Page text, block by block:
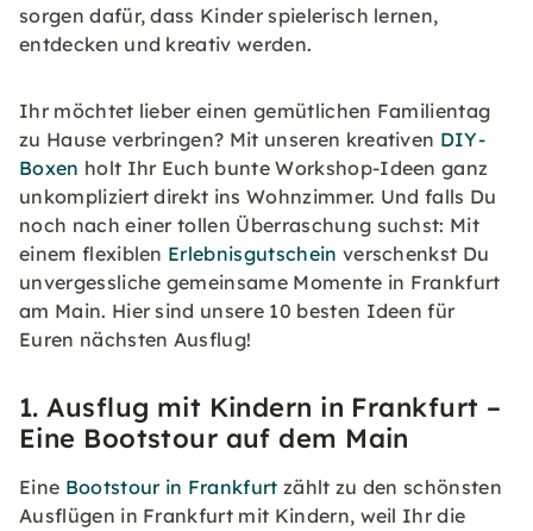
sorgen dafür, dass Kinder spielerisch lernen,
entdecken und kreativ werden.
Ihr möchtet lieber einen gemütlichen Familientag
zu Hause verbringen? Mit unseren kreativen DIY-
Boxen holt Ihr Euch bunte Workshop-Ideen ganz
unkompliziert direkt ins Wohnzimmer. Und falls Du
noch nach einer tollen Überraschung suchst: Mit
einem flexiblen Erlebnisgutschein verschenkst Du
unvergessliche gemeinsame Momente in Frankfurt
am Main. Hier sind unsere 10 besten Ideen für
Euren nächsten Ausflug!
1. Ausflug mit Kindern in Frankfurt –
Eine Bootstour auf dem Main
Eine Bootstour in Frankfurt zählt zu den schönsten
Ausflügen in Frankfurt mit Kindern, weil Ihr die